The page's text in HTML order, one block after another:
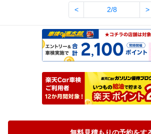
< 2/8 >
無料見積もりの予約をす